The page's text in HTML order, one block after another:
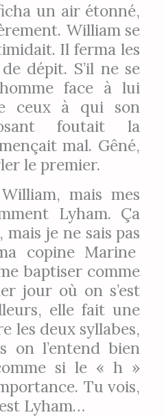
un air étonné,
William se
Il ferma les
dépit. S’il ne se
face à lui
ceux à qui son
foutait la
mal. Gêné,
le premier.
mais mes
Lyham. Ça
mais je ne sais pas
copine Marine
baptiser comme
jour où on s’est
elle fait une
les deux syllabes,
on l’entend bien
si le « h »
Tu vois,
Lyham…